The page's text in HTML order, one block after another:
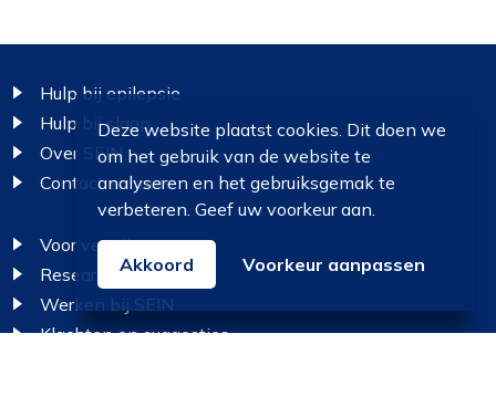
Deze website plaatst cookies. Dit doen we
om het gebruik van de website te
analyseren en het gebruiksgemak te
verbeteren. Geef uw voorkeur aan.
Akkoord Voorkeur aanpassen
Hulp bij epilepsie
Hulp bij slaap
Over SEIN
Contact en route
Voor verwijzers
Research
Werken bij SEIN
Klachten en suggesties